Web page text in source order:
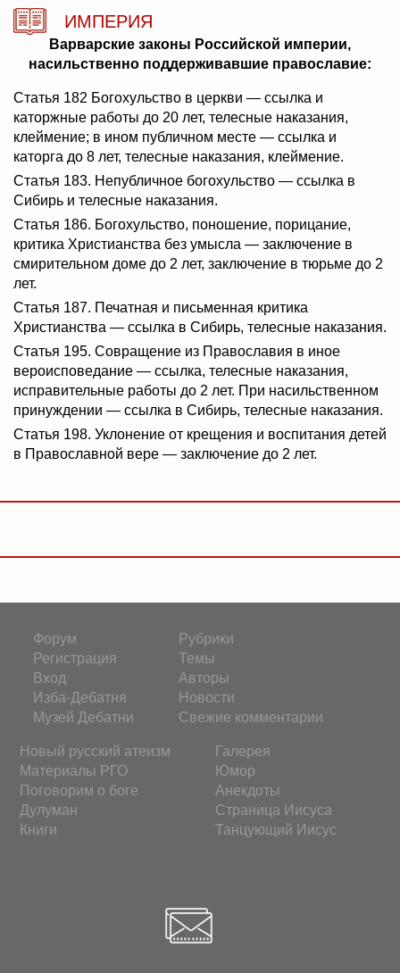
ИМПЕРИЯ
Варварские законы Российской империи,
насильственно поддерживавшие православие:
Статья 182 Богохульство в церкви — ссылка и
каторжные работы до 20 лет, телесные наказания,
клеймение; в ином публичном месте — ссылка и
каторга до 8 лет, телесные наказания, клеймение.
Статья 183. Непубличное богохульство — ссылка в
Сибирь и телесные наказания.
Статья 186. Богохульство, поношение, порицание,
критика Христианства без умысла — заключение в
смирительном доме до 2 лет, заключение в тюрьме до 2
лет.
Статья 187. Печатная и письменная критика
Христианства — ссылка в Сибирь, телесные наказания.
Статья 195. Совращение из Православия в иное
вероисповедание — ссылка, телесные наказания,
исправительные работы до 2 лет. При насильственном
принуждении — ссылка в Сибирь, телесные наказания.
Статья 198. Уклонение от крещения и воспитания детей
в Православной вере — заключение до 2 лет.
Форум
Регистрация
Вход
Изба-Дебатня
Музей Дебатни
Рубрики
Темы
Авторы
Новости
Свежие комментарии
Новый русский атеизм
Материалы РГО
Поговорим о боге
Дулуман
Книги
Галерея
Юмор
Анекдоты
Страница Иисуса
Танцующий Иисус